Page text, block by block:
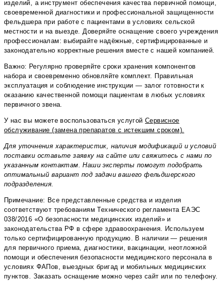
изделий, а инструмент обеспечения качества первичной помощи,
своевременной диагностики и профессиональной защищенности
фельдшера при работе с пациентами в условиях сельской
местности и на выезде. Доверяйте оснащение своего учреждения
профессионалам: выбирайте надёжные, сертифицированные и
законодательно корректные решения вместе с нашей компанией.
Важно: Регулярно проверяйте сроки хранения компонентов
набора и своевременно обновляйте комплект. Правильная
эксплуатация и соблюдение инструкции — залог готовности к
оказанию качественной помощи пациентам в любых условиях
первичного звена.
У нас вы можете воспользоваться услугой Сервисное
обслуживание (замена препаратов с истекшим сроком).
Для уточнения характеристик, наличия модификаций и условий
поставки оставьте заявку на сайте или свяжитесь с нами по
указанным контактам. Наши эксперты помогут подобрать
оптимальный вариант под задачи вашего фельдшерского
подразделения.
Примечание: Все представленные средства и изделия
соответствуют требованиям Технического регламента ЕАЭС
038/2016 «О безопасности медицинских изделий» и
законодательства РФ в сфере здравоохранения. Используем
только сертифицированную продукцию. В наличии — решения
для первичного приема, диагностики, вакцинации, неотложной
помощи и обеспечения безопасности медицинского персонала в
условиях ФАПов, выездных бригад и мобильных медицинских
пунктов. Заказать оснащение можно через сайт или по телефону.